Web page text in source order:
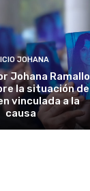
JOHANA
Johana Ramallo
la situación de
vinculada a la
causa